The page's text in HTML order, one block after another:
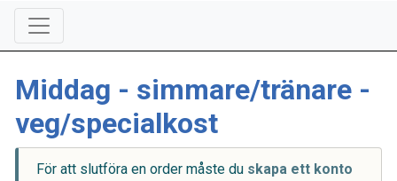
Middag - simmare/tränare -
veg/specialkost
För att slutföra en order måste du skapa ett konto